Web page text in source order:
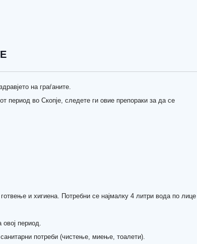
на граѓаните.
период во Скопје, следете ги овие препораки за да се
и хигиена. Потребни се најмалку 4 литри вода по лице
период.
потреби (чистење, миење, тоалети).